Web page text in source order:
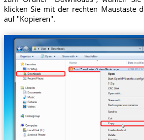
klicken Sie mit der rechten Maustaste
auf "Kopieren".
Trust.Zone-United-States-Illinois.ovpn